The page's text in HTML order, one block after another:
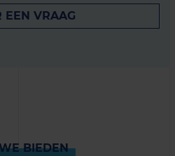
EEN VRAAG
BIEDEN